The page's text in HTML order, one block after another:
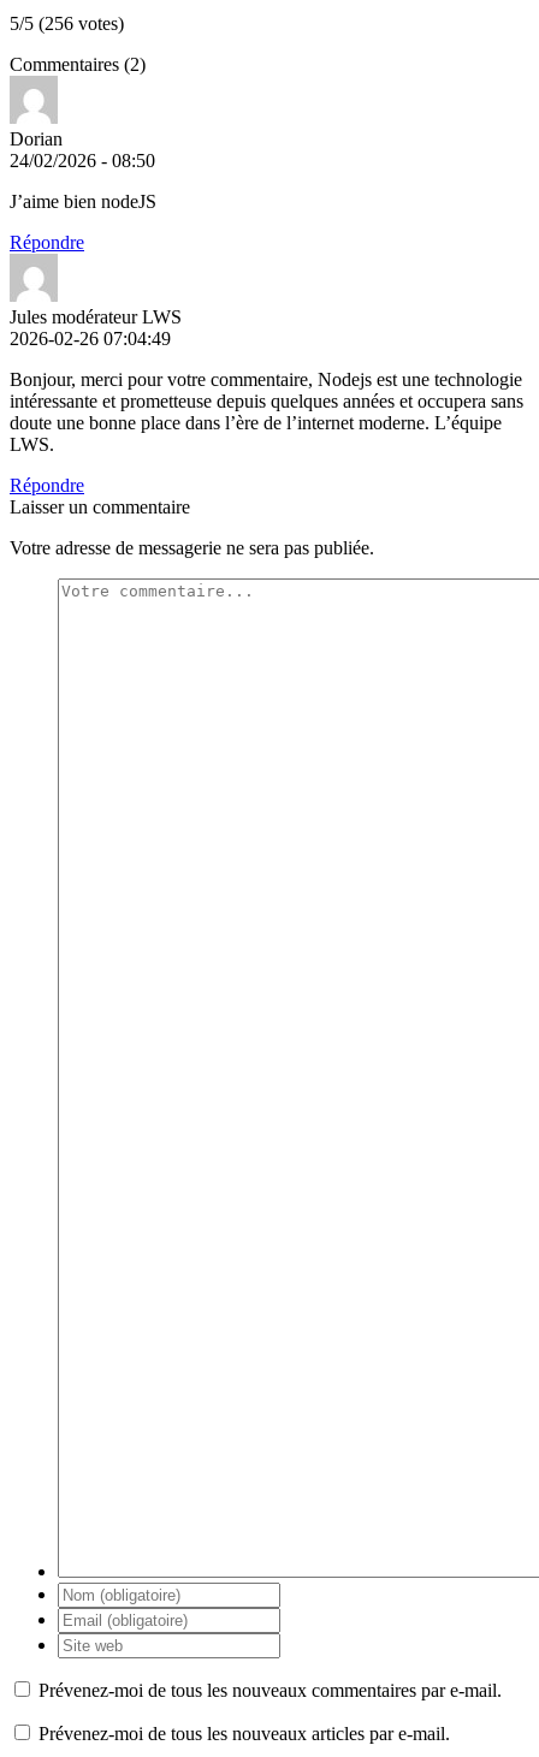
5/5 (256 votes)
Commentaires (2)
Dorian
24/02/2026 - 08:50
J’aime bien nodeJS
Répondre
Jules modérateur LWS
2026-02-26 07:04:49
Bonjour, merci pour votre commentaire, Nodejs est une technologie
intéressante et prometteuse depuis quelques années et occupera sans
doute une bonne place dans l’ère de l’internet moderne. L’équipe
LWS.
Répondre
Laisser un commentaire
Votre adresse de messagerie ne sera pas publiée.
Prévenez-moi de tous les nouveaux commentaires par e-mail.
Prévenez-moi de tous les nouveaux articles par e-mail.